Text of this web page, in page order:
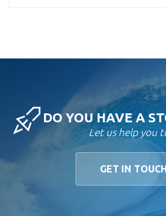
DO YOU HAVE A
Let us help you
GET IN TOUCH